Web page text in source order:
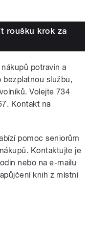
roušku krok za
potravin a
službu,
Volejte 734
Kontakt na
pomoc seniorům
Kontaktujte je
nebo na e-mailu
knih z místní